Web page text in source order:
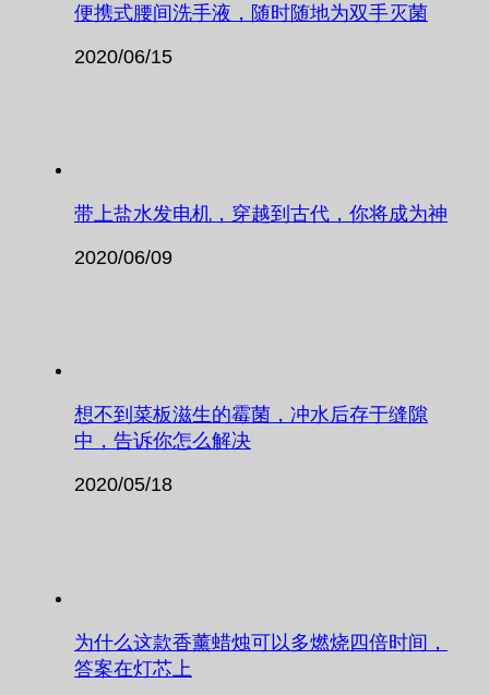
便携式腰间洗手液，随时随地为双手灭菌
2020/06/15
带上盐水发电机，穿越到古代，你将成为神
2020/06/09
想不到菜板滋生的霉菌，冲水后存于缝隙
中，告诉你怎么解决
2020/05/18
为什么这款香薰蜡烛可以多燃烧四倍时间，
答案在灯芯上